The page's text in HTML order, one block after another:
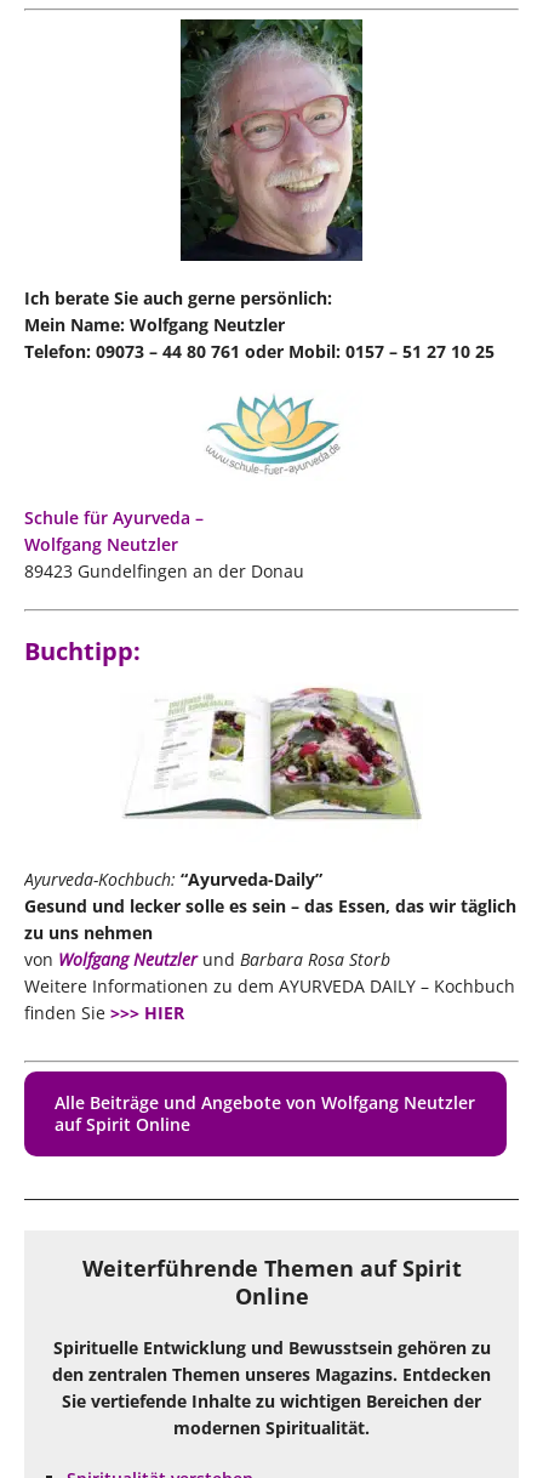
Ich berate Sie auch gerne persönlich:
Mein Name: Wolfgang Neutzler
Telefon: 09073 – 44 80 761 oder Mobil: 0157 – 51 27 10 25
Schule für Ayurveda –
Wolfgang Neutzler
89423 Gundelfingen an der Donau
Buchtipp:
Ayurveda-Kochbuch: “Ayurveda-Daily”
Gesund und lecker solle es sein – das Essen, das wir täglich
zu uns nehmen
von Wolfgang Neutzlerund Barbara Rosa Storb
Weitere Informationen zu dem AYURVEDA DAILY – Kochbuch
finden Sie >>> HIER
Alle Beiträge und Angebote von Wolfgang Neutzler
auf Spirit Online
Weiterführende Themen auf Spirit
Online
Spirituelle Entwicklung und Bewusstsein gehören zu
den zentralen Themen unseres Magazins. Entdecken
Sie vertiefende Inhalte zu wichtigen Bereichen der
modernen Spiritualität.